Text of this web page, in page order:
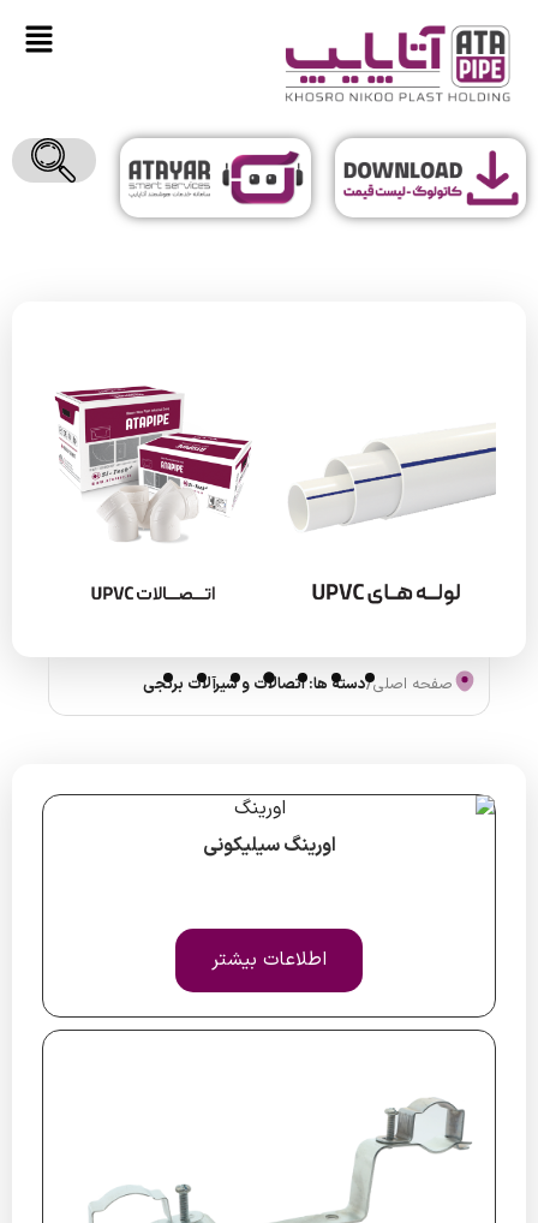
صفحه اصلی/دسته ها: اتصالات و شیرآلات برنجی
اورینگ سیلیکونی
اطلاعات بیشتر